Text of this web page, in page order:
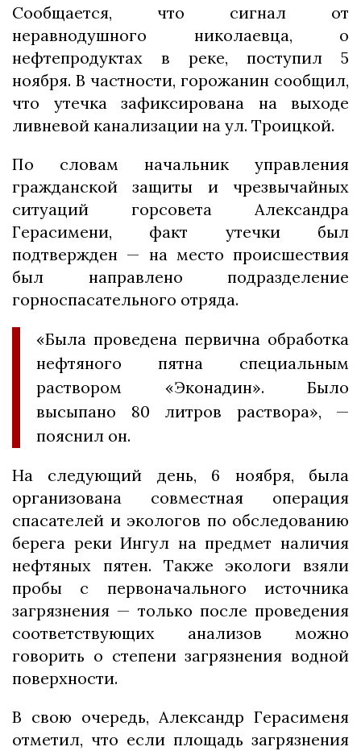
Сообщается, что сигнал от
неравнодушного николаевца, о
нефтепродуктах в реке, поступил 5
ноября. В частности, горожанин сообщил,
что утечка зафиксирована на выходе
ливневой канализации на ул. Троицкой.
По словам начальник управления
гражданской защиты и чрезвычайных
ситуаций горсовета Александра
Герасимени, факт утечки был
подтвержден — на место происшествия
был направлено подразделение
горноспасательного отряда.
«Была проведена первична обработка
нефтяного пятна специальным
раствором «Эконадин». Было
высыпано 80 литров раствора», —
пояснил он.
На следующий день, 6 ноября, была
организована совместная операция
спасателей и экологов по обследованию
берега реки Ингул на предмет наличия
нефтяных пятен. Также экологи взяли
пробы с первоначального источника
загрязнения — только после проведения
соответствующих анализов можно
говорить о степени загрязнения водной
поверхности.
В свою очередь, Александр Герасименя
отметил, что если площадь загрязнения